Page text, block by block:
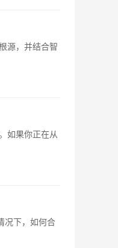
源，并结合智
如果你正在从
况下，如何合